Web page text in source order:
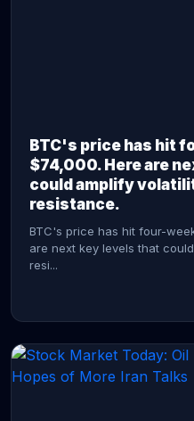
BTC's price has hit
$74,000. Here are
could amplify
resistance.
BTC's price has hit four-
are next key levels that
resi...